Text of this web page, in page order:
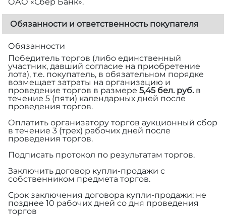
Обязанности и ответственность покупателя
Обязанности
Победитель торгов (либо единственный
участник, давший согласие на приобретение
лота), т.е. покупатель, в обязательном порядке
возмещает затраты на организацию и
проведение торгов в размере 5,45 бел. руб.в
течение 5 (пяти) календарных дней после
проведения торгов.
Оплатить организатору торгов аукционный сбор
в течение 3 (трех) рабочих дней после
проведения торгов.
Подписать протокол по результатам торгов.
Заключить договор купли-продажи с
собственником предмета торгов.
Срок заключения договора купли-продажи: не
позднее 10 рабочих дней со дня проведения
торгов